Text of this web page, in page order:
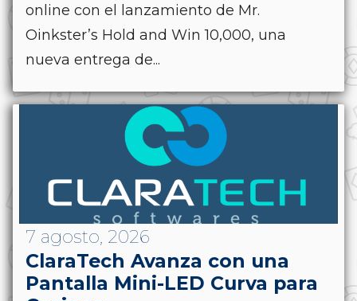
online con el lanzamiento de Mr.
Oinkster’s Hold and Win 10,000, una
nueva entrega de...
7 agosto, 2026
ClaraTech Avanza con una
Pantalla Mini-LED Curva para